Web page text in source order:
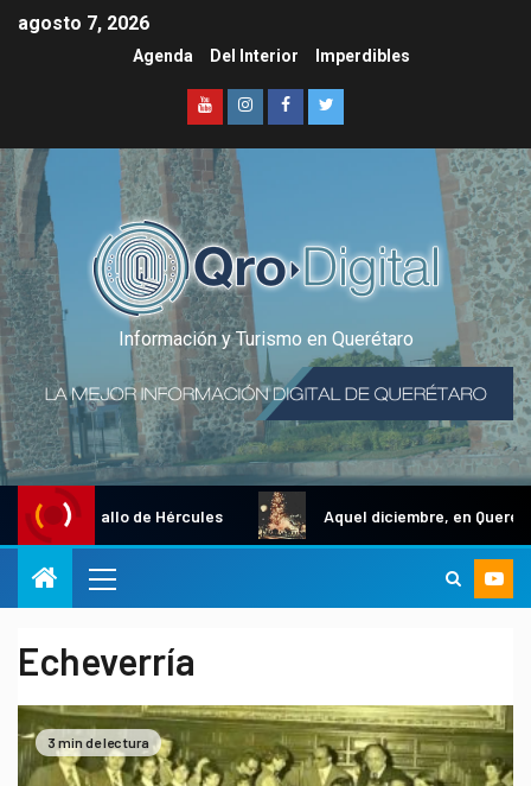
agosto 7, 2026
Agenda Del Interior Imperdibles
Información y Turismo en Querétaro
Gallo de Hércules Aquel diciembre, en Querétaro
Echeverría
3 min de lectura